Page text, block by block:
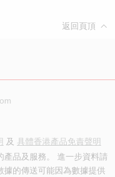
返回頁頂
及 具體香港產品免責聲明
產品及服務。 進一步資料請
據的傳送可能因為數據提供